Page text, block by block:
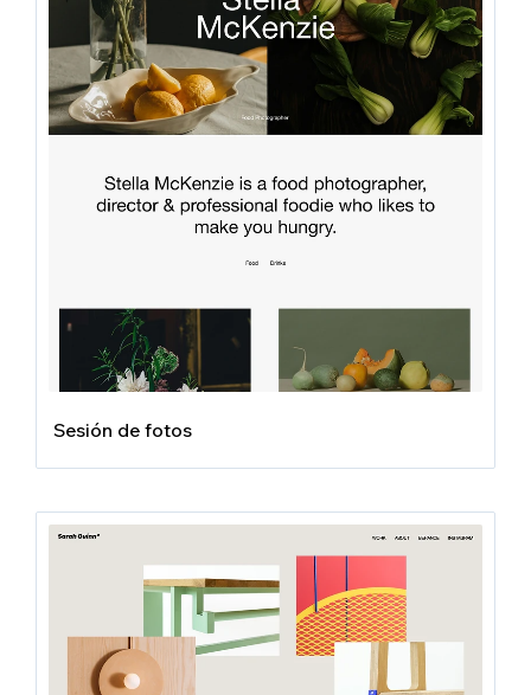
Sesión de fotos